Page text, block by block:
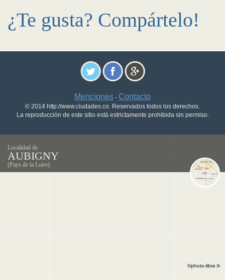
¿Te gusta? Compártelo!
Menciones - Contacto
© 2014 http://www.ciudades.co. Reservados todos los derechos.
La reproducción de este sitio está estrictamente prohibida sin permiso.
Localidad de
AUBIGNY
(Pays de la Loire)
©photo-libre.fr